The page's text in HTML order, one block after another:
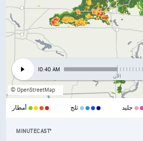
10:40 AM
الآن
© OpenStreetMap
أمطار ثلج جليد
MINUTECAST®